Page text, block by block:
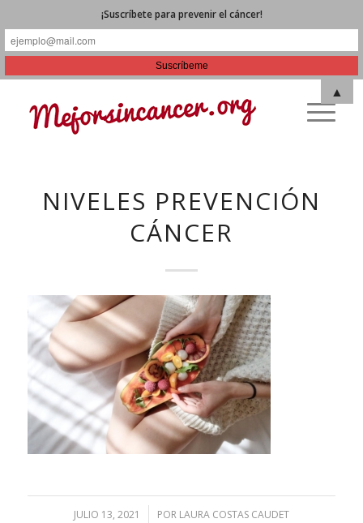
NIVELES PREVENCIÓN
CÁNCER
JULIO 13, 2021
/ POR LAURA COSTAS CAUDET
¡Suscríbete para prevenir el cáncer!
▲